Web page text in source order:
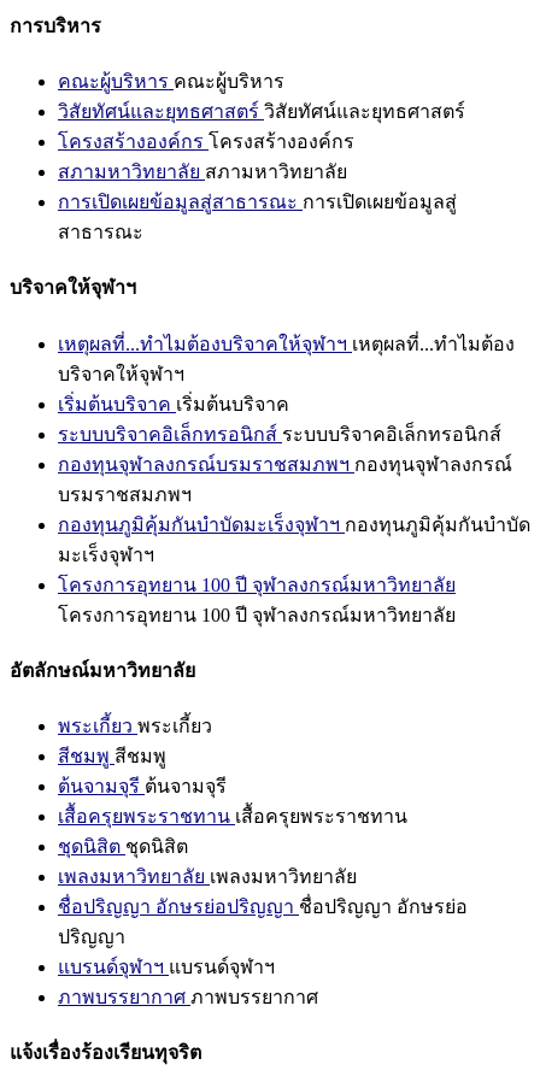
การบริหาร
คณะผู้บริหาร คณะผู้บริหาร
วิสัยทัศน์และยุทธศาสตร์ วิสัยทัศน์และยุทธศาสตร์
โครงสร้างองค์กร โครงสร้างองค์กร
สภามหาวิทยาลัย สภามหาวิทยาลัย
การเปิดเผยข้อมูลสู่สาธารณะ การเปิดเผยข้อมูลสู่
สาธารณะ
บริจาคให้จุฬาฯ
เหตุผลที่...ทำไมต้องบริจาคให้จุฬาฯ เหตุผลที่...ทำไมต้อง
บริจาคให้จุฬาฯ
เริ่มต้นบริจาค เริ่มต้นบริจาค
ระบบบริจาคอิเล็กทรอนิกส์ ระบบบริจาคอิเล็กทรอนิกส์
กองทุนจุฬาลงกรณ์บรมราชสมภพฯ กองทุนจุฬาลงกรณ์
บรมราชสมภพฯ
กองทุนภูมิคุ้มกันบำบัดมะเร็งจุฬาฯ กองทุนภูมิคุ้มกันบำบัด
มะเร็งจุฬาฯ
โครงการอุทยาน 100 ปี จุฬาลงกรณ์มหาวิทยาลัย
โครงการอุทยาน 100 ปี จุฬาลงกรณ์มหาวิทยาลัย
อัตลักษณ์มหาวิทยาลัย
พระเกี้ยว พระเกี้ยว
สีชมพู สีชมพู
ต้นจามจุรี ต้นจามจุรี
เสื้อครุยพระราชทาน เสื้อครุยพระราชทาน
ชุดนิสิต ชุดนิสิต
เพลงมหาวิทยาลัย เพลงมหาวิทยาลัย
ชื่อปริญญา อักษรย่อปริญญา ชื่อปริญญา อักษรย่อ
ปริญญา
แบรนด์จุฬาฯ แบรนด์จุฬาฯ
ภาพบรรยากาศ ภาพบรรยากาศ
แจ้งเรื่องร้องเรียนทุจริต